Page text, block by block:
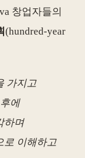
창업자들의
(hundred-year
가지고
에
하며
로 이해하고